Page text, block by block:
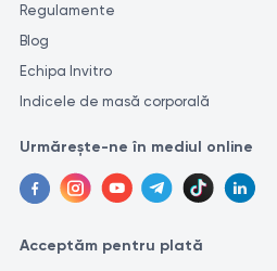
Regulamente
Blog
Echipa Invitro
Indicele de masă corporală
Urmărește-ne în mediul online
Acceptăm pentru plată